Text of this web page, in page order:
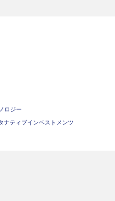
ロジー
ナティブインベストメンツ